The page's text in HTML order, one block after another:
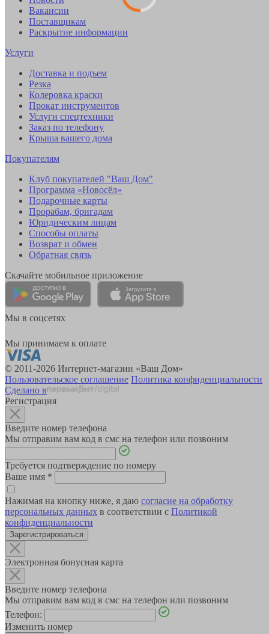
Вакансии
Поставщикам
Раскрытие информации
Услуги
Доставка и подъем
Резка
Колеровка краски
Прокат инструментов
Услуги спецтехники
Заказ по телефону
Крыша вашего дома
Покупателям
Клуб покупателей "Ваш Дом"
Программа «Новосёл»
Подарочные карты
Прорабам, бригадам
Юридическим лицам
Способы оплаты
Возврат и обмен
Обратная связь
Скачайте мобильное приложение
Мы в соцсетях
Мы принимаем к оплате
© 2011-2026 Интернет-магазин «Ваш Дом»
Пользовательское соглашение Политика конфиденциальности
Сделано в
Регистрация
Введите номер телефона
Мы отправим вам код в смс на телефон или позвоним
Требуется подтверждение по номеру
Ваше имя *
Нажимая на кнопку ниже, я даю согласие на обработку
персональных данных в соответствии с Политикой
конфиденциальности
Зарегистрироваться
Электронная бонусная карта
Введите номер телефона
Мы отправим вам код в смс на телефон или позвоним
Телефон:
Изменить номер